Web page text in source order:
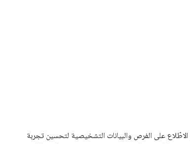
الاطّلاع على الفرص والبيانات التشخيصية لتحسين تجربة